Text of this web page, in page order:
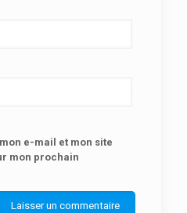
e-mail et mon site
mon prochain